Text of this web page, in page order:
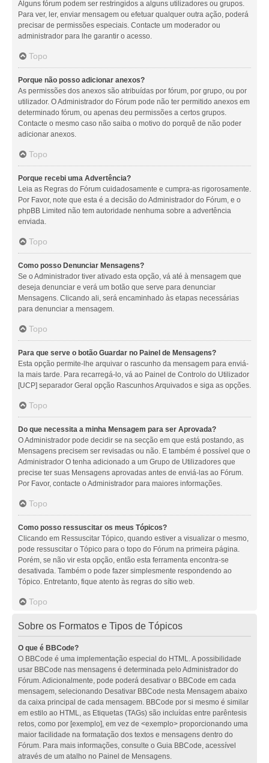
Alguns fórum podem ser restringidos a alguns utilizadores ou grupos.
Para ver, ler, enviar mensagem ou efetuar qualquer outra ação, poderá
precisar de permissões especiais. Contacte um moderador ou
administrador para lhe garantir o acesso.
Topo
Porque não posso adicionar anexos?
As permissões dos anexos são atribuídas por fórum, por grupo, ou por
utilizador. O Administrador do Fórum pode não ter permitido anexos em
determinado fórum, ou apenas deu permissões a certos grupos.
Contacte o mesmo caso não saiba o motivo do porquê de não poder
adicionar anexos.
Topo
Porque recebi uma Advertência?
Leia as Regras do Fórum cuidadosamente e cumpra-as rigorosamente.
Por Favor, note que esta é a decisão do Administrador do Fórum, e o
phpBB Limited não tem autoridade nenhuma sobre a advertência
enviada.
Topo
Como posso Denunciar Mensagens?
Se o Administrador tiver ativado esta opção, vá até à mensagem que
deseja denunciar e verá um botão que serve para denunciar
Mensagens. Clicando ali, será encaminhado às etapas necessárias
para denunciar a mensagem.
Topo
Para que serve o botão Guardar no Painel de Mensagens?
Esta opção permite-lhe arquivar o rascunho da mensagem para enviá-
la mais tarde. Para recarregá-lo, vá ao Painel de Controlo do Utilizador
[UCP] separador Geral opção Rascunhos Arquivados e siga as opções.
Topo
Do que necessita a minha Mensagem para ser Aprovada?
O Administrador pode decidir se na secção em que está postando, as
Mensagens precisem ser revisadas ou não. E também é possível que o
Administrador O tenha adicionado a um Grupo de Utilizadores que
precise ter suas Mensagens aprovadas antes de enviá-las ao Fórum.
Por Favor, contacte o Administrador para maiores informações.
Topo
Como posso ressuscitar os meus Tópicos?
Clicando em Ressuscitar Tópico, quando estiver a visualizar o mesmo,
pode ressuscitar o Tópico para o topo do Fórum na primeira página.
Porém, se não vir esta opção, então esta ferramenta encontra-se
desativada. Também o pode fazer simplesmente respondendo ao
Tópico. Entretanto, fique atento às regras do sítio web.
Topo
Sobre os Formatos e Tipos de Tópicos
O que é BBCode?
O BBCode é uma implementação especial do HTML. A possibilidade
usar BBCode nas mensagens é determinada pelo Administrador do
Fórum. Adicionalmente, pode poderá desativar o BBCode em cada
mensagem, selecionando Desativar BBCode nesta Mensagem abaixo
da caixa principal de cada mensagem. BBCode por si mesmo é similar
em estilo ao HTML, as Etiquetas (TAGs) são incluídas entre parêntesis
retos, como por [exemplo], em vez de <exemplo> proporcionando uma
maior facilidade na formatação dos textos e mensagens dentro do
Fórum. Para mais informações, consulte o Guia BBCode, acessível
através de um atalho no Painel de Mensagens.